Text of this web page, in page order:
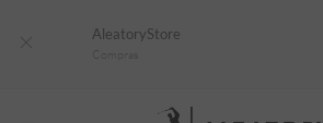
AleatoryStore